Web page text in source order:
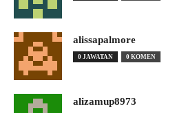
alissapalmore
0 JAWATAN 0 KOMEN
alizamup8973